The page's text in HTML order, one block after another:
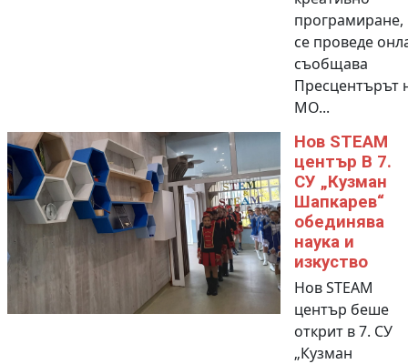
програмиране,
се проведе
съобщава
Пресцентърът
МО...
Нов STEАM
център В 7.
СУ „Кузман
Шапкарев“
обединява
наука и
изкуство
Нов STEАM
център беше
открит в 7. СУ
„Кузман